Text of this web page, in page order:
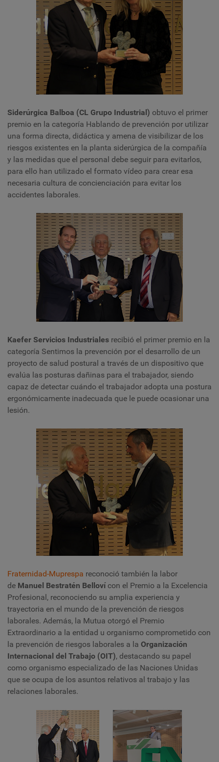
Siderúrgica Balboa (CL Grupo Industrial) obtuvo el primer
premio en la categoría Hablando de prevención por utilizar
una forma directa, didáctica y amena de visibilizar de los
riesgos existentes en la planta siderúrgica de la compañía
y las medidas que el personal debe seguir para evitarlos,
para ello han utilizado el formato vídeo para crear esa
necesaria cultura de concienciación para evitar los
accidentes laborales.
Kaefer Servicios Industriales recibió el primer premio en la
categoría Sentimos la prevención por el desarrollo de un
proyecto de salud postural a través de un dispositivo que
evalúa las posturas dañinas para el trabajador, siendo
capaz de detectar cuándo el trabajador adopta una postura
ergonómicamente inadecuada que le puede ocasionar una
lesión.
Fraternidad-Muprespa reconoció también la labor
de Manuel Bestratén Bellovícon el Premio a la Excelencia
Profesional, reconociendo su amplia experiencia y
trayectoria en el mundo de la prevención de riesgos
laborales. Además, la Mutua otorgó el Premio
Extraordinario a la entidad u organismo comprometido con
la prevención de riesgos laborales a la Organización
Internacional del Trabajo (OIT), destacando su papel
como organismo especializado de las Naciones Unidas
que se ocupa de los asuntos relativos al trabajo y las
relaciones laborales.